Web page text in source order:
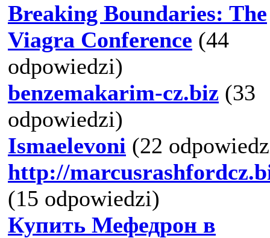
Breaking Boundaries: The
Viagra Conference (44
odpowiedzi)
benzemakarim-cz.biz (33
odpowiedzi)
Ismaelevoni (22
http://
(15 odpowiedzi)
Купить Мефедрон в